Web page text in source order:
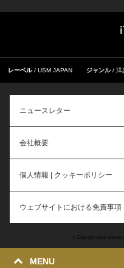
MENU
レーベル USM JAPAN ジャンル 洋
ニュースレター
会社概要
個人情報 | クッキーポリシー
ウェブサイトにおける免責事項
© Copyright 2026